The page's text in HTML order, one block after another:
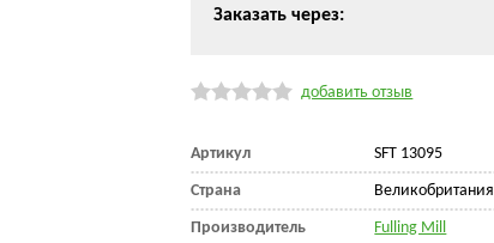
Заказать через:
добавить отзыв
Артикул SFT 13095
Страна Великобритания
Производитель Fulling Mill